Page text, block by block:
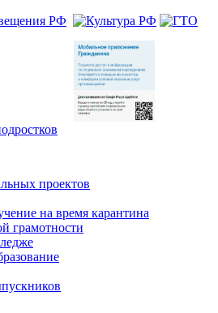
проектов
на время карантина
грамотности